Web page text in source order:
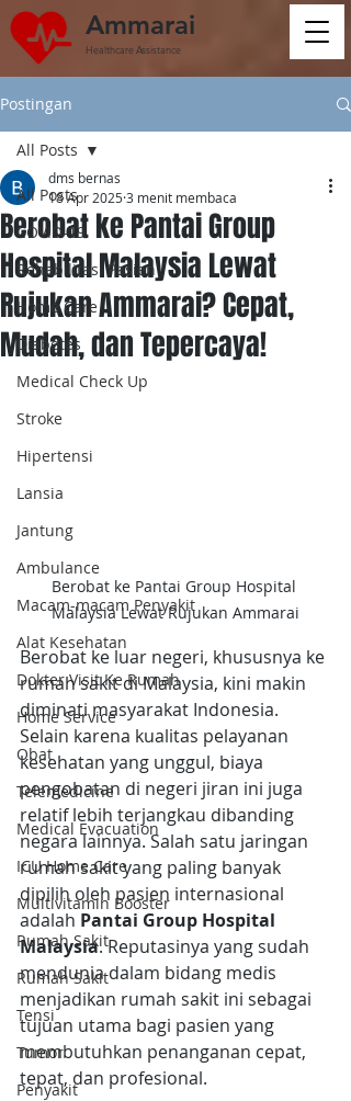
Ammarai
Healthcare Assistance
Postingan
All Posts
COVID-19
Rehabilitasi Pasien
Home Care
Diabetes
Medical Check Up
Stroke
Hipertensi
Lansia
Jantung
Ambulance
Macam-macam Penyakit
Alat Kesehatan
Dokter Visit Ke Rumah
Home Service
Obat
Telemedicine
Medical Evacuation
ICU Home Care
Multivitamin Booster
Rumah Sakit
Rumah Sakit
Tensi
Tumor
Penyakit
All Posts
Berobat ke Pantai Group
Hospital Malaysia Lewat
Rujukan Ammarai? Cepat,
Mudah, dan Tepercaya!
dms bernas
18 Apr 20253 menit membaca
Berobat ke Pantai Group Hospital
Malaysia Lewat Rujukan Ammarai
Berobat ke luar negeri, khususnya ke
rumah sakit di Malaysia, kini makin
diminati masyarakat Indonesia.
Selain karena kualitas pelayanan
kesehatan yang unggul, biaya
pengobatan di negeri jiran ini juga
relatif lebih terjangkau dibanding
negara lainnya. Salah satu jaringan
rumah sakit yang paling banyak
dipilih oleh pasien internasional
adalah Pantai Group Hospital
Malaysia. Reputasinya yang sudah
mendunia dalam bidang medis
menjadikan rumah sakit ini sebagai
tujuan utama bagi pasien yang
membutuhkan penanganan cepat,
tepat, dan profesional.